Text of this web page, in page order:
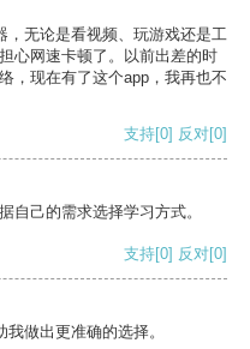
，无论是看视频、玩游戏还是工
心网速卡顿了。以前出差的时
，现在有了这个app，我再也不
支持[0] 反对[0]
自己的需求选择学习方式。
支持[0] 反对[0]
做出更准确的选择。